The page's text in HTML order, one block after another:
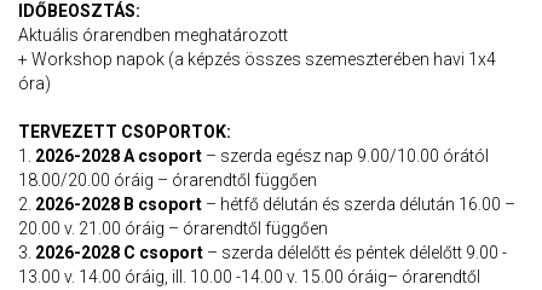
IDŐBEOSZTÁS:
Aktuális órarendben meghatározott
+ Workshop napok (a képzés összes szemeszterében havi 1x4
óra)
TERVEZETT CSOPORTOK:
1. 2026-2028 A csoport – szerda egész nap 9.00/10.00 órától
18.00/20.00 óráig – órarendtől függően
2. 2026-2028 B csoport – hétfő délután és szerda délután 16.00 –
20.00 v. 21.00 óráig – órarendtől függően
3. 2026-2028 C csoport – szerda délelőtt és péntek délelőtt 9.00 -
13.00 v. 14.00 óráig, ill. 10.00 -14.00 v. 15.00 óráig– órarendtől